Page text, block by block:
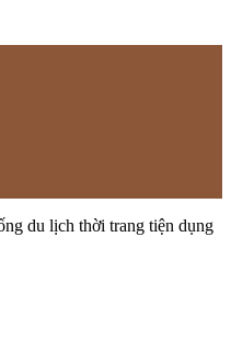
du lịch thời trang tiện dụng